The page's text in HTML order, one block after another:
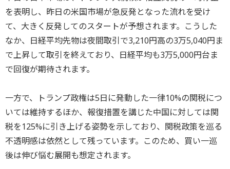
を表明し、昨日の米国市場が急反発となった流れを受け
て、大きく反発してのスタートが予想されます。こうした
なか、日経平均先物は夜間取引で3,210円高の3万5,040円ま
で上昇して取引を終えており、日経平均も3万5,000円台ま
で回復が期待されます。
一方で、トランプ政権は5日に発動した一律10%の関税につ
いては維持するほか、報復措置を講じた中国に対しては関
税を125%に引き上げる姿勢を示しており、関税政策を巡る
不透明感は依然として残っています。このため、買い一巡
後は伸び悩む展開も想定されます。